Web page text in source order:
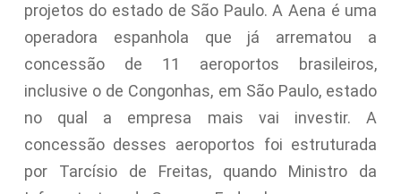
projetos do estado de São Paulo. A Aena é uma
operadora espanhola que já arrematou a
concessão de 11 aeroportos brasileiros,
inclusive o de Congonhas, em São Paulo, estado
no qual a empresa mais vai investir. A
concessão desses aeroportos foi estruturada
por Tarcísio de Freitas, quando Ministro da